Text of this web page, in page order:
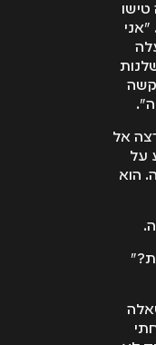
קשה
אל
על
הוא